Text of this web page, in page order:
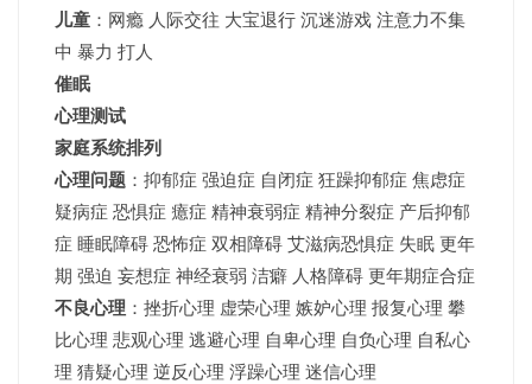
儿童 ：网瘾 人际交往 大宝退行 沉迷游戏 注意力不集
中 暴力 打人
催眠
心理测试
家庭系统排列
心理问题 ：抑郁症 强迫症 自闭症 狂躁抑郁症 焦虑症
疑病症 恐惧症 癔症 精神衰弱症 精神分裂症 产后抑郁
症 睡眠障碍 恐怖症 双相障碍 艾滋病恐惧症 失眠 更年
期 强迫 妄想症 神经衰弱 洁癖 人格障碍 更年期症合症
不良心理 ：挫折心理 虚荣心理 嫉妒心理 报复心理 攀
比心理 悲观心理 逃避心理 自卑心理 自负心理 自私心
理 猜疑心理 逆反心理 浮躁心理 迷信心理